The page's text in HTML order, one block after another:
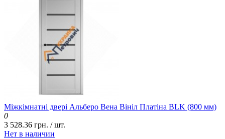
Міжкімнатні двері Альберо Вена Вініл Платіна BLK (800 мм)
0
3 528.36 грн. / шт.
Нет в наличии